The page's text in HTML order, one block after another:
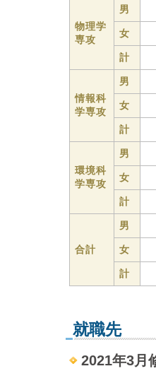
物理学
専攻
男
女
計
情報科
学専攻
男
女
計
環境科
学専攻
男
女
計
合計
男
女
計
就職先
2021年3月